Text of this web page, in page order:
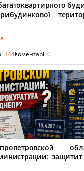
344Коментарі:0